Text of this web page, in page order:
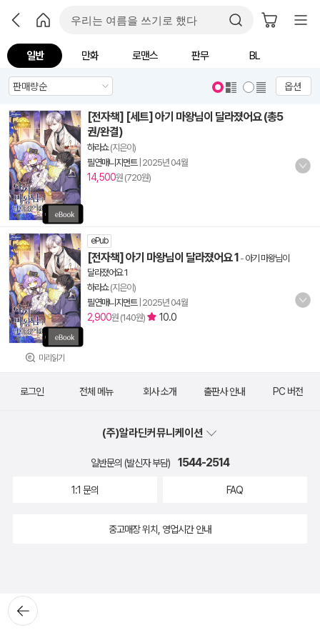
일반 만화 로맨스 판무 BL
옵션
[전자책] [세트] 아기 마왕님이 달라졌어요 (총5
권/완결)
하라쇼(지은이)
필연매니지먼트| 2025년 04월
14,500원 (720원)
미리읽기
ePub
[전자책] 아기 마왕님이 달라졌어요 1 - 아기 마왕님이
달라졌어요 1
하라쇼(지은이)
필연매니지먼트| 2025년 04월
2,900원 (140원) 10.0
뒤로가
기
로그인 전체 메뉴 회사 소개 출판사 안내 PC 버전
(주)알라딘커뮤니케이션
일반문의 (발신자 부담) 1544-2514
1:1 문의 FAQ
중고매장 위치, 영업시간 안내